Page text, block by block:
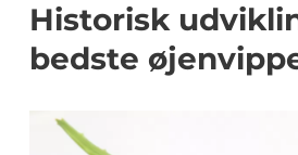
Historisk
bedste